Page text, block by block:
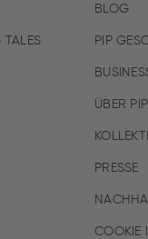
BLOG
PIP
ÜBER
PRESSE
COOKIE